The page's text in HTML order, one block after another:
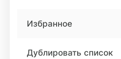
Избранное
Дублировать список